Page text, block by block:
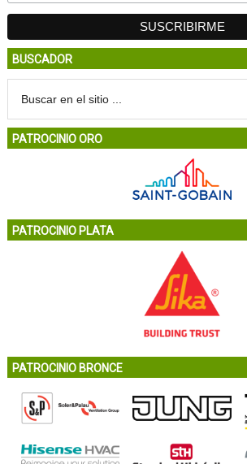
BUSCADOR
PATROCINIO ORO
PATROCINIO PLATA
PATROCINIO BRONCE